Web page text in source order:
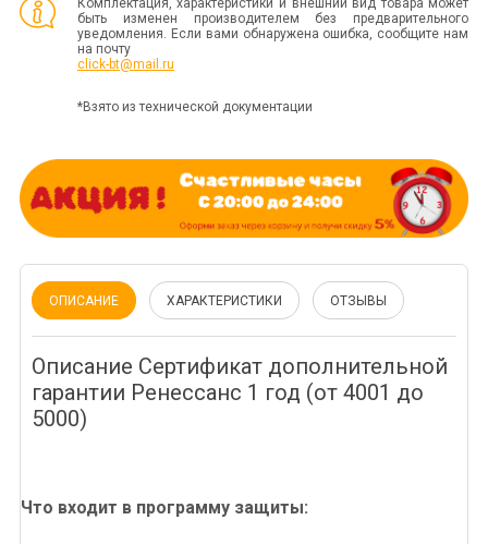
Комплектация, характеристики и внешний вид товара может
быть изменен производителем без предварительного
уведомления. Если вами обнаружена ошибка, сообщите нам
на почту
click-bt@mail.ru
*Взято из технической документации
ОПИСАНИЕ ХАРАКТЕРИСТИКИ ОТЗЫВЫ
Описание Сертификат дополнительной
гарантии Ренессанс 1 год (от 4001 до
5000)
Что входит в программу защиты: